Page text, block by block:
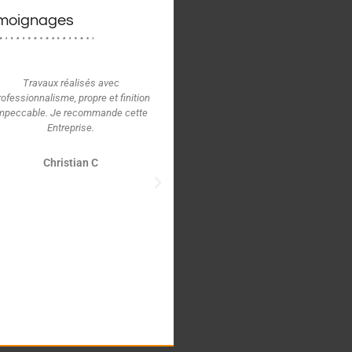
Travaux réalisés avec
propre et finition
Je recommande cette
Entreprise.
Christian C